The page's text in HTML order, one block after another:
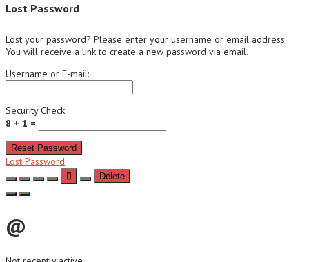
Lost Password
Lost your password? Please enter your username or email address.
You will receive a link to create a new password via email.
Username or E-mail:
Security Check
8 + 1 =
Reset Password
Lost Password
Delete
@